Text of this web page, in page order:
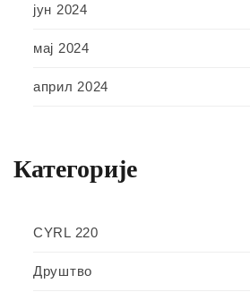
јун 2024
мај 2024
април 2024
Категорије
CYRL 220
Друштво